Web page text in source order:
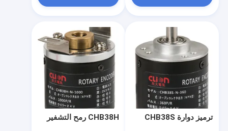
CHB38H رمح التشفير ترميز دوارة CHB38S